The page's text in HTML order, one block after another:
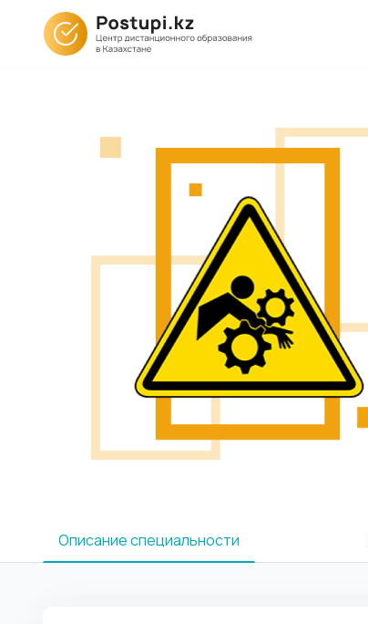
Описание специальности